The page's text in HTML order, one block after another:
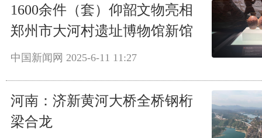
1600余件（套）仰韶文物亮相
郑州市大河村遗址博物馆新馆
中国新闻网 2025-6-11 11:27
河南：济新黄河大桥全桥钢桁
梁合龙